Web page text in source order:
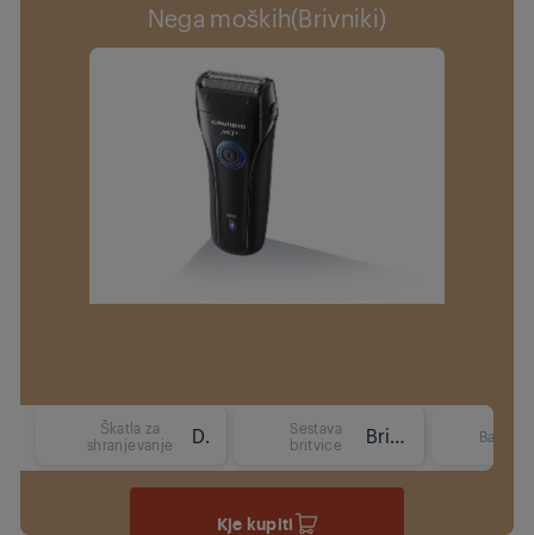
Nega moških(Brivniki)
Škatla za
shranjevanje
Da
Sestava
britvice
Brivnik Barva
Kje kupiti